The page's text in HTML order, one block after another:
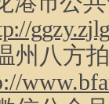
州八方